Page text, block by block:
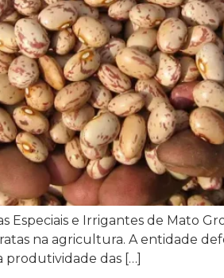
Especiais e Irrigantes de Mato
na agricultura. A entidade
produtividade das […]